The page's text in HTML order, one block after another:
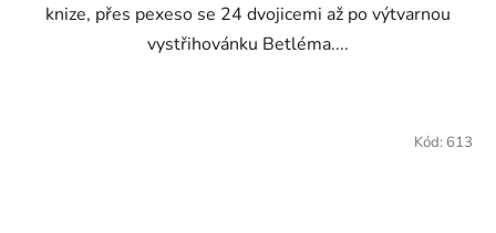
knize, přes pexeso se 24 dvojicemi až po výtvarnou
vystřihovánku Betléma....
Kód: 613